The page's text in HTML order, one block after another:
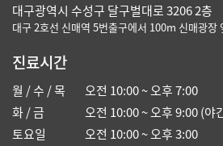
진료시간
월 / 수 / 목
오전 10:00 ~ 오후 7:00
화 / 금
오전 10:00 ~ 오후 9:00 (야
토요일
오전 10:00 ~ 오후 3:00
대구광역시 수성구 달구벌대로 3206 2층
대구 2호선 신매역 5번출구에서 100m 신매광장